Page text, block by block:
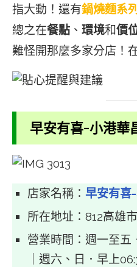
指大動！還有鍋燒麵系列
總之在餐點 、 環境和價
難怪開那麼多家分店！
早安有喜-小港華
店家名稱： 早安有喜
所在地址：812高雄
營業時間：週一至五
｜週六、日．早上